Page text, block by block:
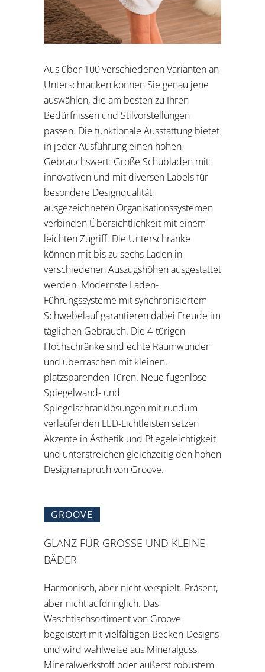
Aus über 100 verschiedenen Varianten an
Unterschränken können Sie genau jene
auswählen, die am besten zu Ihren
Bedürfnissen und Stilvorstellungen
passen. Die funktionale Ausstattung bietet
in jeder Ausführung einen hohen
Gebrauchswert: Große Schubladen mit
innovativen und mit diversen Labels für
besondere Designqualität
ausgezeichneten Organisationssystemen
verbinden Übersichtlichkeit mit einem
leichten Zugriff. Die Unterschränke
können mit bis zu sechs Laden in
verschiedenen Auszugshöhen ausgestattet
werden. Modernste Laden-
Führungssysteme mit synchronisiertem
Schwebelauf garantieren dabei Freude im
täglichen Gebrauch. Die 4-türigen
Hochschränke sind echte Raumwunder
und überraschen mit kleinen,
platzsparenden Türen. Neue fugenlose
Spiegelwand- und
Spiegelschranklösungen mit rundum
verlaufenden LED-Lichtleisten setzen
Akzente in Ästhetik und Pflegeleichtigkeit
und unterstreichen gleichzeitig den hohen
Designanspruch von Groove.
GROOVE
GLANZ FÜR GROSSE UND KLEINE B
ÄDER
Harmonisch, aber nicht verspielt. Präsent,
aber nicht aufdringlich. Das
Waschtischsortiment von Groove
begeistert mit vielfältigen Becken-Designs
und wird wahlweise aus Mineralguss,
Mineralwerkstoff oder äußerst robustem